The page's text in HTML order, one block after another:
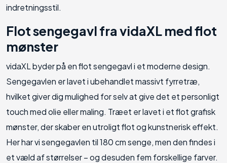
indretningsstil.
Flot sengegavl fra vidaXL med flot
mønster
vidaXL byder på en flot sengegavl i et moderne design.
Sengegavlen er lavet i ubehandlet massivt fyrretræ,
hvilket giver dig mulighed for selv at give det et personligt
touch med olie eller maling. Træet er lavet i et flot grafisk
mønster, der skaber en utroligt flot og kunstnerisk effekt.
Her har vi sengegavlen til 180 cm senge, men den findes i
et væld af størrelser – og desuden fem forskellige farver.